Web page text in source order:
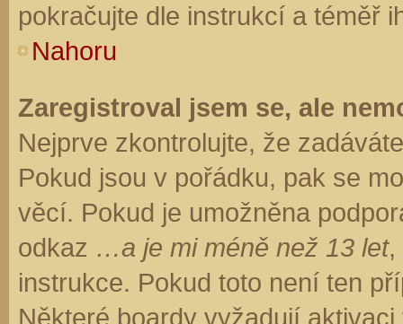
pokračujte dle instrukcí a téměř
Nahoru
Zaregistroval jsem se, ale
Nejprve zkontrolujte, že
Pokud jsou v pořádku, pak se
věcí. Pokud je umožněna
odkaz …a je mi méně než 13 let,
instrukce. Pokud toto není ten
Některé boardy vyžadují